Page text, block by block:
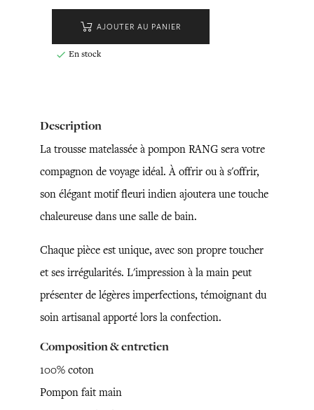
AJOUTER AU PANIER
 En stock
Description
La trousse matelassée à pompon RANG sera votre
compagnon de voyage idéal. À offrir ou à s'offrir,
son élégant motif fleuri indien ajoutera une touche
chaleureuse dans une salle de bain.
Chaque pièce est unique, avec son propre toucher
et ses irrégularités. L'impression à la main peut
présenter de légères imperfections, témoignant du
soin artisanal apporté lors la confection.
Composition & entretien
100% coton
Pompon fait main